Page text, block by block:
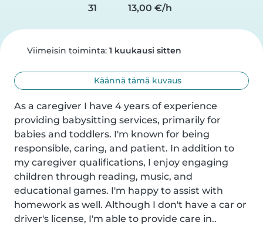
31
13,00 €/h
Viimeisin toiminta: 1 kuukausi sitten
Käännä tämä kuvaus
As a caregiver I have 4 years of experience
providing babysitting services, primarily for
babies and toddlers. I'm known for being
responsible, caring, and patient. In addition to
my caregiver qualifications, I enjoy engaging
children through reading, music, and
educational games. I'm happy to assist with
homework as well. Although I don't have a car or
driver's license, I'm able to provide care in..